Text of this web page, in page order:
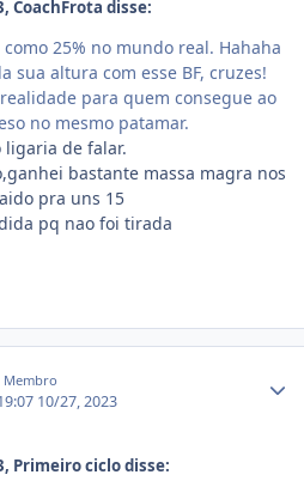
CoachFrota disse:
25% no mundo real. Hahaha
sua altura com esse BF, cruzes!
para quem consegue ao
no mesmo patamar.
ligaria de falar.
bastante massa magra nos
pra uns 15
pq nao foi tirada
Membro
10/27, 2023
Primeiro ciclo disse: